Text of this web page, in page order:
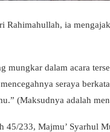
ia
mungkar dalam acara
seraya
(Maksudnya adalah
233, Majmu’ Syarhul